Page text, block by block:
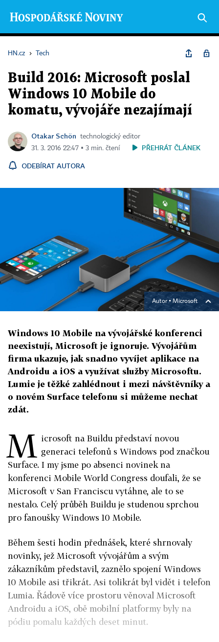
HN.cz › Tech
Build 2016: Microsoft poslal
Windows 10 Mobile do
komatu, vývojáře nezajímají
Otakar Schön
technologický editor
31. 3. 2016 22:47 ▪ 3 min. čtení
PŘEHRÁT ČLÁNEK
ODEBÍRAT AUTORA
Autor ▪ Microsoft
Windows 10 Mobile na vývojářské konferenci
neexistují, Microsoft je ignoruje. Vývojářům
firma ukazuje, jak snadno vyvíjet aplikace na
Androidu a iOS a využívat služby Microsoftu.
Lumie je těžké zahlédnout i mezi návštěvníky a
o novém Surface telefonu si můžeme nechat
zdát.
M icrosoft na Buildu představí novou
generaci telefonů s Windows pod značkou
Surface. I my jsme po absenci novinek na
konferenci Mobile World Congress doufali, že se
Microsoft v San Franciscu vytáhne, ale to se
nestalo. Celý průběh Buildu je studenou sprchou
pro fanoušky Windows 10 Mobile.
Během šesti hodin přednášek, které shrnovaly
novinky, jež Microsoft vývojářům a svým
zákazníkům představil, zaznělo spojení Windows
10 Mobile asi třikrát. Asi tolikrát byl vidět i telefon
Lumia. Řádově více prostoru věnoval Microsoft
Androidu a iOS, obě mobilní platformy byly na
pódiu pomalu každých deset minut.